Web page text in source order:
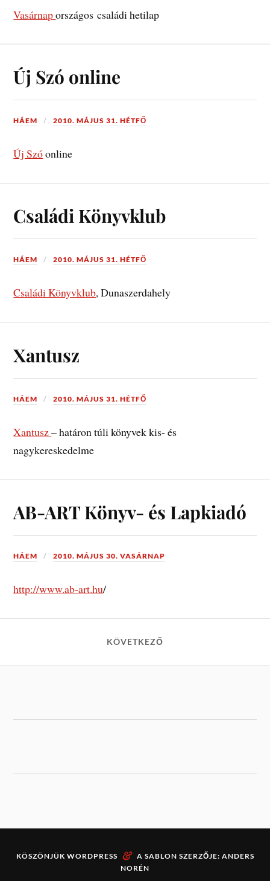
Vasárnapországos családi hetilap
Új Szó online
HÁEM 2010. MÁJUS 31. HÉTFŐ
Új Szóonline
Családi Könyvklub
HÁEM 2010. MÁJUS 31. HÉTFŐ
Családi Könyvklub, Dunaszerdahely
Xantusz
HÁEM 2010. MÁJUS 31. HÉTFŐ
Xantusz– határon túli könyvek kis- és
nagykereskedelme
AB-ART Könyv- és Lapkiadó
HÁEM 2010. MÁJUS 30. VASÁRNAP
http://www.ab-art.hu/
KÖVETKEZŐ
KÖSZÖNJÜK WORDPRESS & A SABLON SZERZŐJE: ANDERS
NORÉN